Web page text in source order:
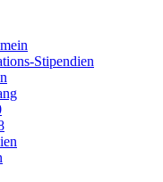
Stipendien